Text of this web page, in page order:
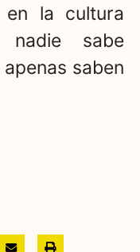
en la cultura
nadie sabe
saben